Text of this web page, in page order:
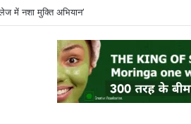
में नशा मुक्ति अभियान’